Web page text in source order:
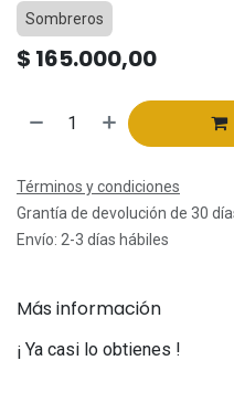
Sombreros
$ 165.000,00
Términos y condiciones
Grantía de devolución de 30
Envío: 2-3 días hábiles
Más información
¡ Ya casi lo obtienes !